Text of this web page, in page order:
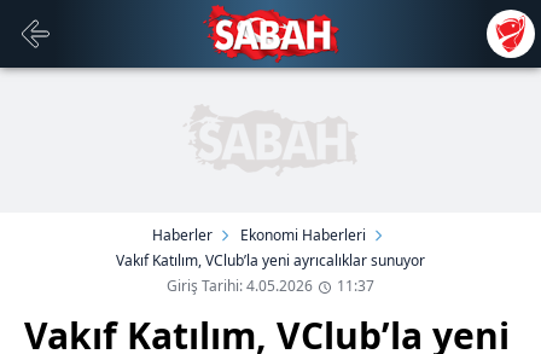
Haberler
Ekonomi Haberleri
Vakıf Katılım, VClub’la yeni ayrıcalıklar sunuyor
Giriş Tarihi: 4.05.2026
11:37
Vakıf Katılım, VClub’la yeni